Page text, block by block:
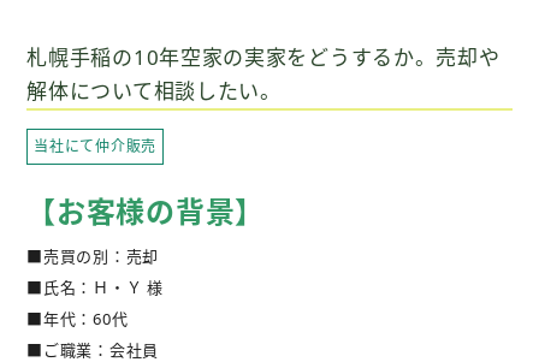
不動産売却物語
不動産市況
不動産売却のヒント
スタッフブログ
不動産購入
不動産 管理相談
札幌手稲の10年空家の実家をどうするか。売却や
解体について相談したい。
当社にて仲介販売
【お客様の背景】
■売買の別：売却
■氏名：Ｈ・Ｙ 様
■年代：60代
■ご職業：会社員